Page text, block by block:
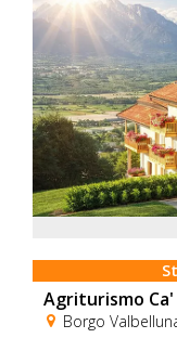
Agriturismo Ca'
Borgo